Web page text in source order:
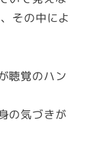
その中によ
聴覚のハン
の気づきが